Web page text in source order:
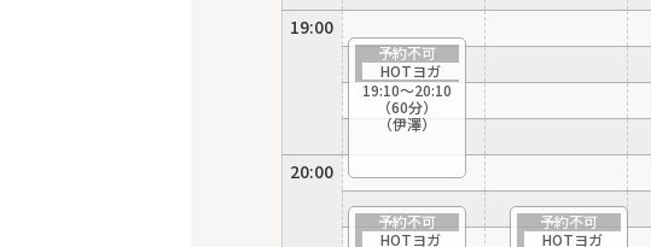
19:00
20:00
予約不可
HOTヨガ
19:10〜20:10
（60分）
（伊澤）
予約不可
HOTヨガ
予約不可
HOTヨガ